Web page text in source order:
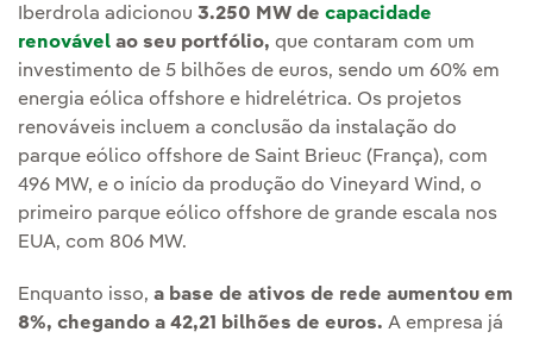
Iberdrola adicionou 3.250 MW de capacidade
renovável ao seu portfólio, que contaram com um
investimento de 5 bilhões de euros, sendo um 60% em
energia eólica offshore e hidrelétrica. Os projetos
renováveis incluem a conclusão da instalação do
parque eólico offshore de Saint Brieuc (França), com
496 MW, e o início da produção do Vineyard Wind, o
primeiro parque eólico offshore de grande escala nos
EUA, com 806 MW.
Enquanto isso, a base de ativos de rede aumentou em
8%, chegando a 42,21 bilhões de euros. A empresa já